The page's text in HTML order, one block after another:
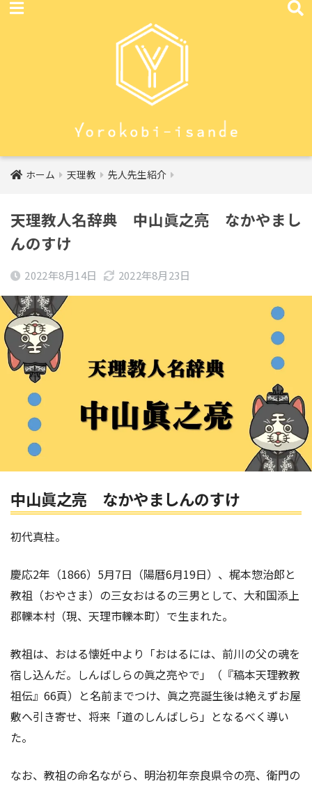
ホーム 天理教 先人先生紹介
天理教人名辞典 中山眞之亮 なかやまし
んのすけ
2022年8月14日 2022年8月23日
中山眞之亮 なかやましんのすけ
初代真柱。
慶応2年（1866）5月7日（陽暦6月19日）、梶本惣治郎と
教祖（おやさま）の三女おはるの三男として、大和国添上
郡轢本村（現、天理市轢本町）で生まれた。
教祖は、おはる懐妊中より「おはるには、前川の父の魂を
宿し込んだ。しんばしらの眞之亮やで」（『稿本天理教教
祖伝』66頁）と名前までつけ、眞之亮誕生後は絶えずお屋
敷へ引き寄せ、将来「道のしんばしら」となるべく導い
た。
なお、教祖の命名ながら、明治初年奈良県令の亮、衛門の